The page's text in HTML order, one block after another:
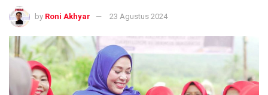
by Roni Akhyar 23 Agustus 2024